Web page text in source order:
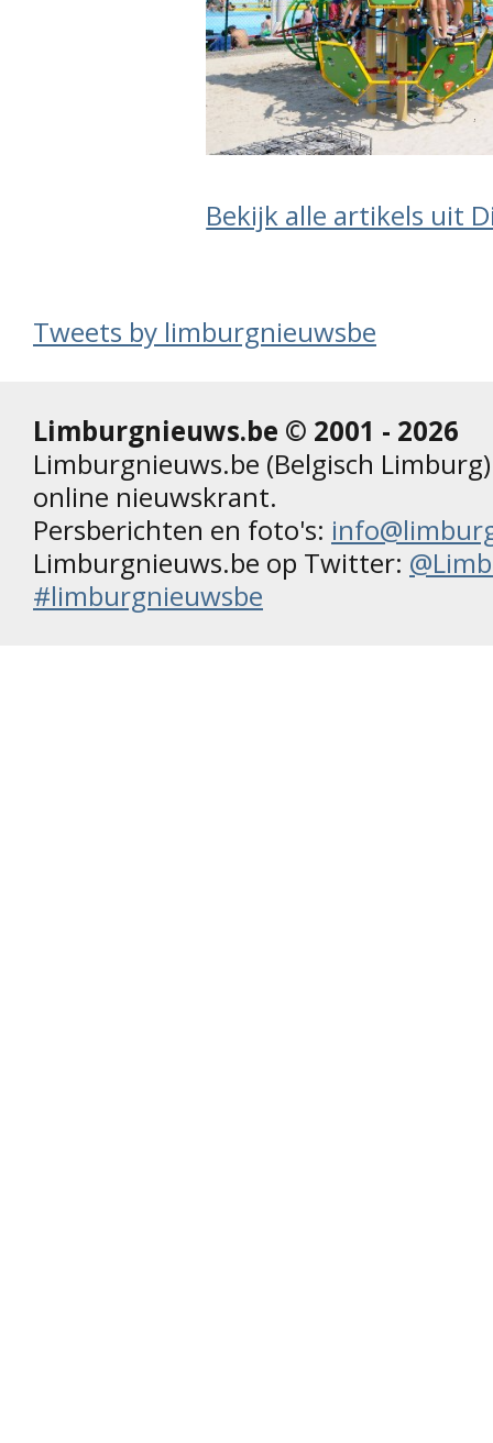
Bekijk alle artikels uit
Tweets by limburgnieuwsbe
Limburgnieuws.be © 2001 - 2026
Limburgnieuws.be (Belgisch
online nieuwskrant.
Persberichten en foto's:
Limburgnieuws.be op Twitter:
#limburgnieuwsbe